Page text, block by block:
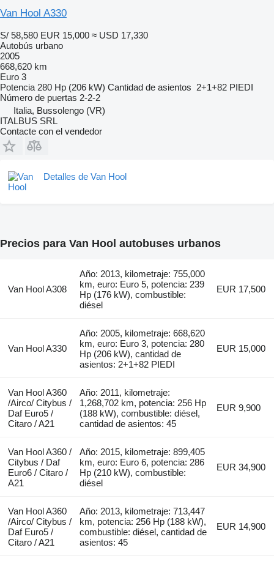
Van Hool A330
S/ 58,580 EUR 15,000 ≈ USD 17,330
Autobús urbano
2005
668,620 km
Euro 3
Potencia 280 Hp (206 kW) Cantidad de asientos 2+1+82 PIEDI
Número de puertas 2-2-2
Italia, Bussolengo (VR)
ITALBUS SRL
Contacte con el vendedor
Detalles de Van Hool
Precios para Van Hool autobuses urbanos
Van Hool A308
Año: 2013, kilometraje: 755,000
km, euro: Euro 5, potencia: 239
Hp (176 kW), combustible:
diésel
EUR 17,500
Van Hool A330
Año: 2005, kilometraje: 668,620
km, euro: Euro 3, potencia: 280
Hp (206 kW), cantidad de
asientos: 2+1+82 PIEDI
EUR 15,000
Van Hool A360
/Airco/ Citybus /
Daf Euro5 /
Citaro / A21
Año: 2011, kilometraje:
1,268,702 km, potencia: 256 Hp
(188 kW), combustible: diésel,
cantidad de asientos: 45
EUR 9,900
Van Hool A360 /
Citybus / Daf
Euro6 / Citaro /
A21
Año: 2015, kilometraje: 899,405
km, euro: Euro 6, potencia: 286
Hp (210 kW), combustible:
diésel
EUR 34,900
Van Hool A360
/Airco/ Citybus /
Daf Euro5 /
Citaro / A21
Año: 2013, kilometraje: 713,447
km, potencia: 256 Hp (188 kW),
combustible: diésel, cantidad de
asientos: 45
EUR 14,900